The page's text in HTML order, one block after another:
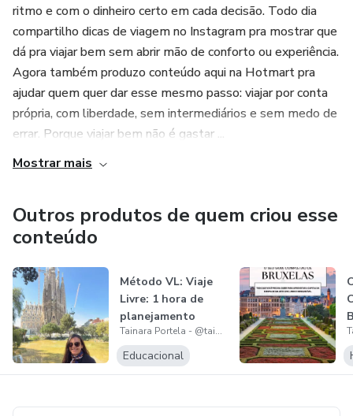
ritmo e com o dinheiro certo em cada decisão. Todo dia
compartilho dicas de viagem no Instagram pra mostrar que
dá pra viajar bem sem abrir mão de conforto ou experiência.
Agora também produzo conteúdo aqui na Hotmart pra
ajudar quem quer dar esse mesmo passo: viajar por conta
própria, com liberdade, sem intermediários e sem medo de
errar. Porque viajar bem não é gastar ...
Mostrar mais
Outros produtos de quem criou esse
conteúdo
Método VL: Viaje
Livre: 1 hora de
planejamento
personalizado...
Tainara Portela - @tainaraviaja
Educacional